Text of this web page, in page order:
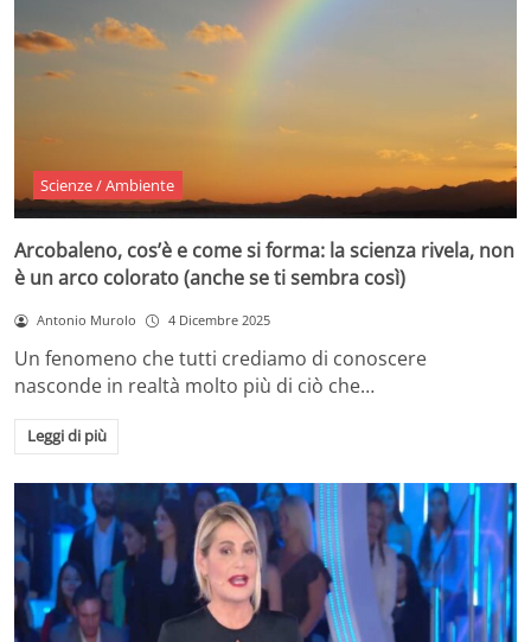
Scienze / Ambiente
Arcobaleno, cos’è e come si forma: la scienza rivela, non
è un arco colorato (anche se ti sembra così)
Antonio Murolo 4 Dicembre 2025
Un fenomeno che tutti crediamo di conoscere
nasconde in realtà molto più di ciò che…
Leggi di più